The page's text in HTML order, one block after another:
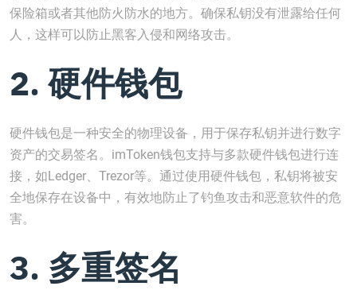
保险箱或者其他防火防水的地方。确保私钥没有泄露给任何
人，这样可以防止黑客入侵和网络攻击。
2. 硬件钱包
硬件钱包是一种安全的物理设备，用于保存私钥并进行数字
资产的交易签名。imToken钱包支持与多款硬件钱包进行连
接，如Ledger、Trezor等。通过使用硬件钱包，私钥将被安
全地保存在设备中，有效地防止了钓鱼攻击和恶意软件的危
害。
3. 多重签名